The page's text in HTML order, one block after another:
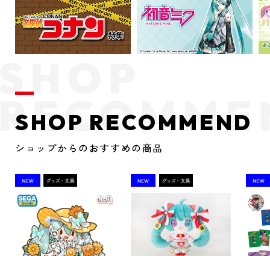
SHOP RECOMMEND
ショップからのおすすめの商品